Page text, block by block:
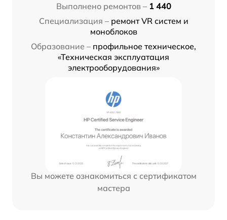
Выполнено ремонтов – 1 440
Специализация – ремонт VR систем и
моноблоков
Образование – профильное техническое,
«Техническая эксплуатация
электрооборудования»
Вы можете ознакомиться с сертификатом
мастера